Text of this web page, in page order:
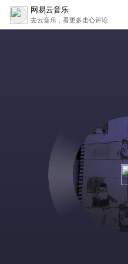
网易云音乐
去云音乐，看更多走心评论